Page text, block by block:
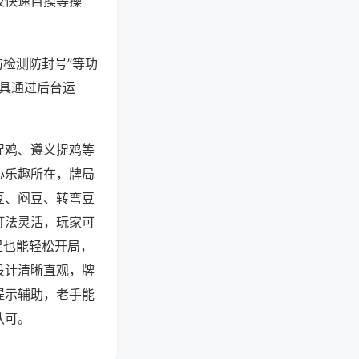
测防封号”等功
通过后台运
鸡、遵义捉鸡等
趣所在，牌局
闷豆、转弯豆
法灵活，玩家可
能轻松开局，
计清晰直观，牌
示辅助，老手能
。